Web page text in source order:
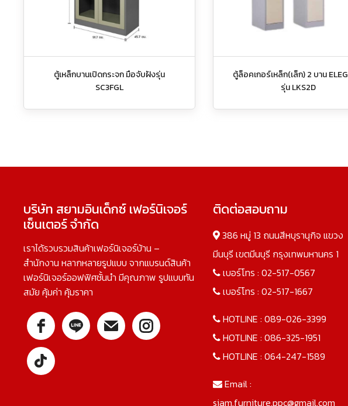
ตู้เหล็กบานเปิดกระจก มือจับฝังรุ่น
SC3FGL
ตู้ล็อคเกอร์เหล็ก(เล็ก) 2 บาน
รุ่น LKS2D
บริษัท สยามอินเด็กซ์ เฟอร์นิเจอร์
เซ็นเตอร์ จำกัด
เราได้รวบรวมสินค้าเฟอร์นิเจอร์บ้าน –
สำนักงาน หลากหลายรูปแบบ จากแบรนด์สินค้า
เฟอร์นิเจอร์ออฟฟิศชั้นนำ มีคุณภาพ รูปแบบทัน
สมัย คุ้มค่า คุ้มราคา
ติดต่อสอบถาม
386 หมู่ 13 ถนนสีหบุรานุกิจ แขวง
มีนบุรี เขตมีนบุรี กรุงเทพมหานคร 1
เบอร์โทร : 02-517-0567
เบอร์โทร : 02-517-1667
HOTLINE : 089-026-3399
HOTLINE : 086-325-1951
HOTLINE : 064-247-1589
Email :
siam.furniture.ppc@gmail.com